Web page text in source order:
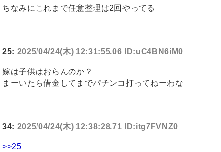
ちなみにこれまで任意整理は2回やってる
25: 2025/04/24(木) 12:31:55.06 ID:uC4BN6iM0
嫁は子供はおらんのか？
まーいたら借金してまでパチンコ打ってねーわな
34: 2025/04/24(木) 12:38:28.71 ID:itg7FVNZ0
>>25